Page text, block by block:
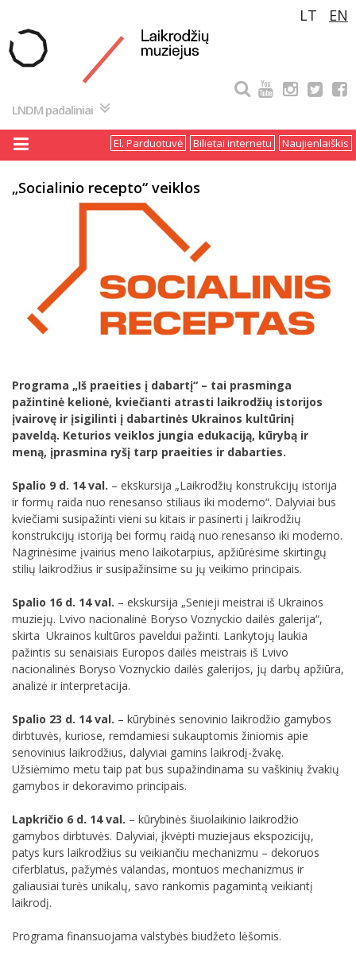
turinio
LT EN
LNDM padaliniai
Naujienlaiškis
Bilietai internetu
El. Parduotuvė
„Socialinio recepto“ veiklos
Programa „Iš praeities į dabartį“ – tai prasminga
pažintinė kelionė, kviečianti atrasti laikrodžių istorijos
įvairovę ir įsigilinti į dabartinės Ukrainos kultūrinį
paveldą. Keturios veiklos jungia edukaciją, kūrybą ir
meną, įprasmina ryšį tarp praeities ir dabarties.
Spalio 9 d. 14 val. – ekskursija „Laikrodžių konstrukcijų istorija
ir formų raida nuo renesanso stiliaus iki moderno“. Dalyviai bus
kviečiami susipažinti vieni su kitais ir pasinerti į laikrodžių
konstrukcijų istoriją bei formų raidą nuo renesanso iki moderno.
Nagrinėsime įvairius meno laikotarpius, apžiūrėsime skirtingų
stilių laikrodžius ir susipažinsime su jų veikimo principais.
Spalio 16 d. 14 val. – ekskursija „Senieji meistrai iš Ukrainos
muziejų. Lvivo nacionalinė Boryso Voznyckio dailės galerija“,
skirta Ukrainos kultūros paveldui pažinti. Lankytojų laukia
pažintis su senaisiais Europos dailės meistrais iš Lvivo
nacionalinės Boryso Voznyckio dailės galerijos, jų darbų apžiūra,
analizė ir interpretacija.
Spalio 23 d. 14 val. – kūrybinės senovinio laikrodžio gamybos
dirbtuvės, kuriose, remdamiesi sukauptomis žiniomis apie
senovinius laikrodžius, dalyviai gamins laikrodį-žvakę.
Užsiėmimo metu taip pat bus supažindinama su vaškinių žvakių
gamybos ir dekoravimo principais.
Lapkričio 6 d. 14 val. – kūrybinės šiuolaikinio laikrodžio
gamybos dirbtuvės. Dalyviai, įkvėpti muziejaus ekspozicijų,
patys kurs laikrodžius su veikiančiu mechanizmu – dekoruos
ciferblatus, pažymės valandas, montuos mechanizmus ir
galiausiai turės unikalų, savo rankomis pagamintą veikiantį
laikrodį.
Programa finansuojama valstybės biudžeto lėšomis.